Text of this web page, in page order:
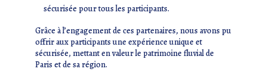
sécurisée pour tous les participants.
Grâce à l’engagement de ces partenaires, nous avons pu
offrir aux participants une expérience unique et
sécurisée, mettant en valeur le patrimoine fluvial de
Paris et de sa région.